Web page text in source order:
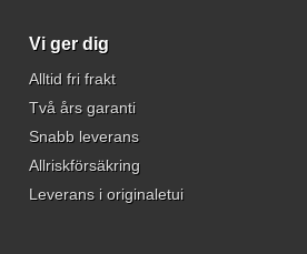
Vi ger dig
Alltid fri frakt
Två års garanti
Snabb leverans
Allriskförsäkring
Leverans i originaletui